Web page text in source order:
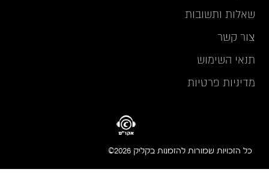
שאלות ותשובות
צור קשר
תנאי השימוש
מדיניות פרטיות
כל הזכויות שמורות להזמנות בקליק 2026©